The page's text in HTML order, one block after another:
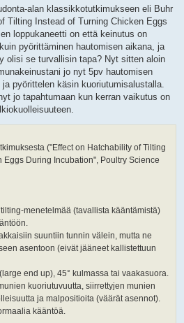
alan klassikkotutkimukseen eli Buhr
Tilting Instead of Turning Chicken Eggs
loppukaneetti on että keinutus on
pyörittäminen hautomisen aikana, ja
olisi se turvallisin tapa? Nyt sitten aloin
jo nyt 5pv hautomisen
pyörittelen käsin kuoriutumisalustalla.
jo tapahtumaan kun kerran vaikutus on
("Effect on Hatchability of Tilting
Eggs During Incubation", Poultry Science
menetelmää (tavallista kääntämistä)
suuntiin tunnin välein, mutta ne
asentoon (eivät jääneet kallistettuun
end up), 45° kulmassa tai vaakasuora.
kuoriutuvuutta, siirrettyjen munien
ja malpositioita (väärät asennot).
kääntöä.